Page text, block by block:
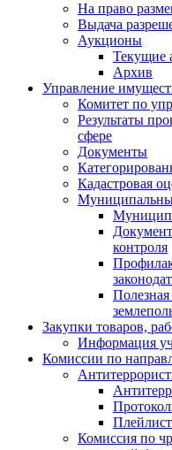
На право
Выдача
Аукционы
Текущие
Архив
Управление
Комитет по
Результаты
сфере
Документы
Кадастровая
контроля
Закупки товаров,
Информация
Комиссии по
Комиссия по